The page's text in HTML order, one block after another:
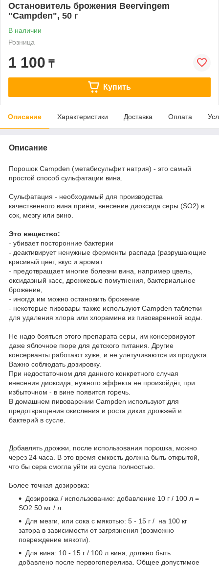
Остановитель брожения Beervingem
"Campden", 50 г
В наличии
Розница
1 100 ₸
Купить
Описание Характеристики Доставка Оплата
Описание
Порошок Campden (метабисульфит натрия) - это самый
простой способ сульфатации вина.
Сульфатация - необходимый для производства
качественного вина приём, внесение диоксида серы (SO2) в
сок, мезгу или вино.
Это вещество:
- убивает посторонние бактерии
- деактивирует ненужные ферменты распада (разрушающие
красивый цвет, вкус и аромат
- предотвращает многие болезни вина, например цвель,
оксидазный касс, дрожжевые помутнения, бактериальное
брожение,
- иногда им можно остановить брожение
- некоторые пивовары также используют Campden таблетки
для удаления хлора или хлорамина из пивоваренной воды.
Не надо бояться этого препарата серы, им консервируют
даже яблочное пюре для детского питания. Другие
консерванты работают хуже, и не улетучиваются из продукта.
Важно соблюдать дозировку.
При недостаточном для данного конкретного случая
внесения диоксида, нужного эффекта не произойдёт, при
избыточном - в вине появится горечь.
В домашнем пивоварении Campden используют для
предотвращения окисления и роста диких дрожжей и
бактерий в сусле.
Добавлять дрожжи, после использования порошка, можно
через 24 часа. В это время емкость должна быть открытой,
что бы сера смогла уйти из сусла полностью.
Более точная дозировка:
Дозировка / использование: добавление 10 г / 100 л =
SO2 50 мг / л.
Для мезги, или сока с мякотью: 5 - 15 г / на 100 кг
затора в зависимости от загрязнения (возможно
повреждение мякоти).
Для вина: 10 - 15 г / 100 л вина, должно быть
добавлено после первогоперелива. Общее допустимое